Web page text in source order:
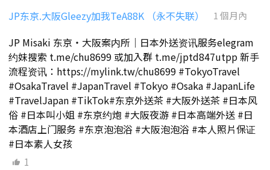
JP东京.大阪Gleezy加我TeA88K （永不失联） 1 個月內
JP Misaki 东京・大阪案内所｜日本外送资讯服务elegram
约妹搜索 t.me/chu8699 或加入群 t.me/jptd847utpp 新手
流程资讯：https://mylink.tw/chu8699 #TokyoTravel
#OsakaTravel #JapanTravel #Tokyo #Osaka #JapanLife
#TravelJapan #TikTok#东京外送茶 #大阪外送茶 #日本风
俗 #日本叫小姐 #东京约炮 #大阪夜游 #日本高端外送 #日
本酒店上门服务 #东京泡泡浴 #大阪泡泡浴 #本人照片保证
#日本素人女孩
1